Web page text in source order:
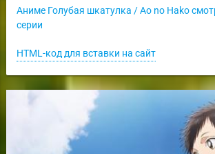
Аниме Голубая шкатулка / Ao no Hako
серии
HTML-код для вставки на сайт